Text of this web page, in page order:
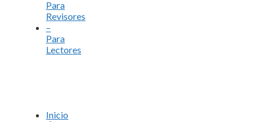
Para
Revisores
–
Para
Lectores
Inicio